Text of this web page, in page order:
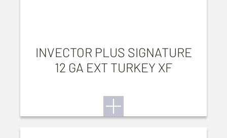
INVECTOR PLUS SIGNATURE
12 GA EXT TURKEY XF